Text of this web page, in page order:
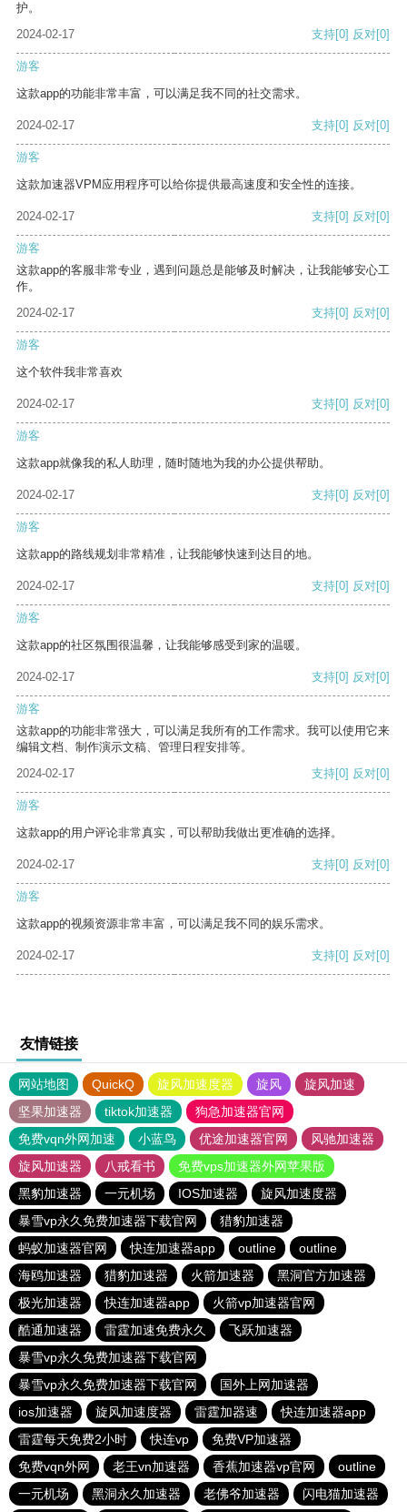
护。
2024-02-17
支持[0] 反对[0]
游客
这款app的功能非常丰富，可以满足我不同的社交需求。
2024-02-17 支持[0] 反对[0]
游客
这款加速器VPM应用程序可以给你提供最高速度和安全性的连接。
2024-02-17 支持[0] 反对[0]
游客
这款app的客服非常专业，遇到问题总是能够及时解决，让我能够安心工
作。
2024-02-17
支持[0] 反对[0]
游客
这个软件我非常喜欢
2024-02-17 支持[0] 反对[0]
游客
这款app就像我的私人助理，随时随地为我的办公提供帮助。
2024-02-17 支持[0] 反对[0]
游客
这款app的路线规划非常精准，让我能够快速到达目的地。
2024-02-17 支持[0] 反对[0]
游客
这款app的社区氛围很温馨，让我能够感受到家的温暖。
2024-02-17 支持[0] 反对[0]
游客
这款app的功能非常强大，可以满足我所有的工作需求。我可以使用它来
编辑文档、制作演示文稿、管理日程安排等。
2024-02-17
支持[0] 反对[0]
游客
这款app的用户评论非常真实，可以帮助我做出更准确的选择。
2024-02-17 支持[0] 反对[0]
游客
这款app的视频资源非常丰富，可以满足我不同的娱乐需求。
2024-02-17 支持[0] 反对[0]
友情链接
网站地图 QuickQ 旋风加速度器 旋风
旋风加速
坚果加速器
tiktok加速器
狗急加速器官网
免费vqn外网加速
小蓝鸟 优途加速器官网
风驰加速器
旋风加速器
八戒看书
免费vps加速器外网苹果版
黑豹加速器
一元机场 IOS加速器
旋风加速度器
暴雪vp永久免费加速器下载官网
猎豹加速器
蚂蚁加速器官网
快连加速器app outline
outline
海鸥加速器
猎豹加速器 火箭加速器
黑洞官方加速器
极光加速器
快连加速器app
火箭vp加速器官网
酷通加速器
雷霆加速免费永久
飞跃加速器
暴雪vp永久免费加速器下载官网
暴雪vp永久免费加速器下载官网
国外上网加速器
ios加速器
旋风加速度器 雷霆加器速
快连加速器app
雷霆每天免费2小时
快连vp
免费VP加速器
免费vqn外网
老王vn加速器 香蕉加速器vp官网
outline
一元机场
黑洞永久加速器 老佛爷加速器 闪电猫加速器